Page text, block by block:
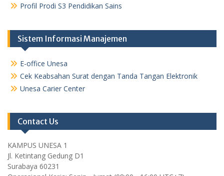
Profil Prodi S3 Pendidikan Sains
Sistem Informasi Manajemen
E-office Unesa
Cek Keabsahan Surat dengan Tanda Tangan Elektronik
Unesa Carier Center
Contact Us
KAMPUS UNESA 1
Jl. Ketintang Gedung D1
Surabaya 60231